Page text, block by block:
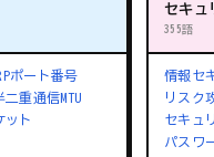
ポート番号
二重通信MTU
ット
セキュ
355語
情報セ
リスク
セキュ
パスワ